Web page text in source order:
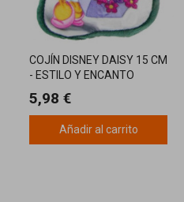
COJÍN DISNEY DAISY 15 CM
- ESTILO Y ENCANTO
5,98 €
Añadir al carrito